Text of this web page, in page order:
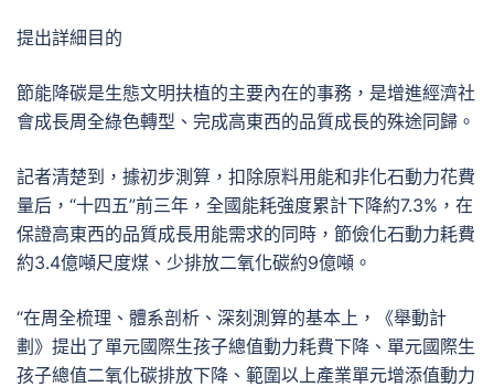
提出詳細目的
節能降碳是生態文明扶植的主要內在的事務，是增進經濟社
會成長周全綠色轉型、完成高東西的品質成長的殊途同歸。
記者清楚到，據初步測算，扣除原料用能和非化石動力花費
量后，“十四五”前三年，全國能耗強度累計下降約7.3%，在
保證高東西的品質成長用能需求的同時，節儉化石動力耗費
約3.4億噸尺度煤、少排放二氧化碳約9億噸。
“在周全梳理、體系剖析、深刻測算的基本上，《舉動計
劃》提出了單元國際生孩子總值動力耗費下降、單元國際生
孩子總值二氧化碳排放下降、範圍以上產業單元增添值動力